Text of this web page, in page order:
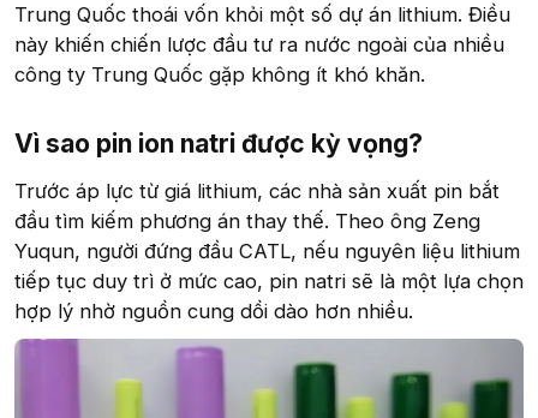
Trung Quốc thoái vốn khỏi một số dự án lithium. Điều
này khiến chiến lược đầu tư ra nước ngoài của nhiều
công ty Trung Quốc gặp không ít khó khăn.
Vì sao pin ion natri được kỳ vọng?
Trước áp lực từ giá lithium, các nhà sản xuất pin bắt
đầu tìm kiếm phương án thay thế. Theo ông Zeng
Yuqun, người đứng đầu CATL, nếu nguyên liệu lithium
tiếp tục duy trì ở mức cao, pin natri sẽ là một lựa chọn
hợp lý nhờ nguồn cung dồi dào hơn nhiều.